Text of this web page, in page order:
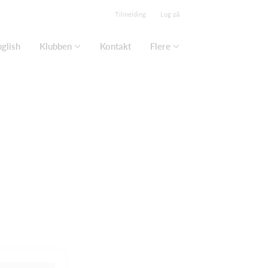
Tilmelding Log på
Klubben Kontakt Flere